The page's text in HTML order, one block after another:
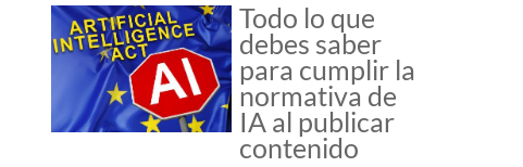
Todo lo que
debes saber
para cumplir la
normativa de
IA al publicar
contenido